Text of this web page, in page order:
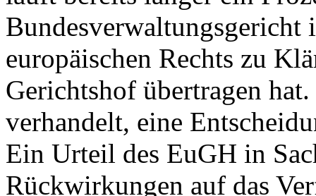
Bundesverwaltungsgericht
europäischen Rechts zu
Gerichtshof übertragen
verhandelt, eine
Ein Urteil des EuGH in
Rückwirkungen auf das